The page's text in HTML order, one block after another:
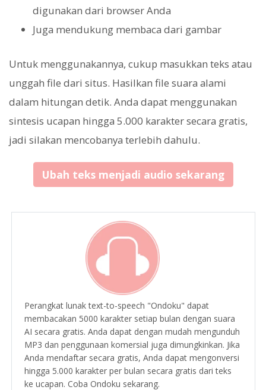
digunakan dari browser Anda
Juga mendukung membaca dari gambar
Untuk menggunakannya, cukup masukkan teks atau
unggah file dari situs. Hasilkan file suara alami
dalam hitungan detik. Anda dapat menggunakan
sintesis ucapan hingga 5.000 karakter secara gratis,
jadi silakan mencobanya terlebih dahulu.
Ubah teks menjadi audio sekarang
Perangkat lunak text-to-speech "Ondoku" dapat
membacakan 5000 karakter setiap bulan dengan suara
AI secara gratis. Anda dapat dengan mudah mengunduh
MP3 dan penggunaan komersial juga dimungkinkan. Jika
Anda mendaftar secara gratis, Anda dapat mengonversi
hingga 5.000 karakter per bulan secara gratis dari teks
ke ucapan. Coba Ondoku sekarang.